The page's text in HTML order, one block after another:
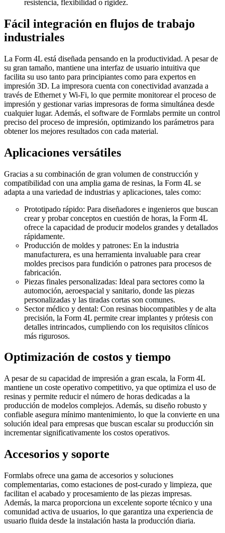
resistencia, flexibilidad o rigidez.
Fácil integración en flujos de trabajo
industriales
La Form 4L está diseñada pensando en la productividad. A pesar de
su gran tamaño, mantiene una interfaz de usuario intuitiva que
facilita su uso tanto para principiantes como para expertos en
impresión 3D. La impresora cuenta con conectividad avanzada a
través de Ethernet y Wi-Fi, lo que permite monitorear el proceso de
impresión y gestionar varias impresoras de forma simultánea desde
cualquier lugar. Además, el software de Formlabs permite un control
preciso del proceso de impresión, optimizando los parámetros para
obtener los mejores resultados con cada material.
Aplicaciones versátiles
Gracias a su combinación de gran volumen de construcción y
compatibilidad con una amplia gama de resinas, la Form 4L se
adapta a una variedad de industrias y aplicaciones, tales como:
Prototipado rápido: Para diseñadores e ingenieros que buscan
crear y probar conceptos en cuestión de horas, la Form 4L
ofrece la capacidad de producir modelos grandes y detallados
rápidamente.
Producción de moldes y patrones: En la industria
manufacturera, es una herramienta invaluable para crear
moldes precisos para fundición o patrones para procesos de
fabricación.
Piezas finales personalizadas: Ideal para sectores como la
automoción, aeroespacial y sanitario, donde las piezas
personalizadas y las tiradas cortas son comunes.
Sector médico y dental: Con resinas biocompatibles y de alta
precisión, la Form 4L permite crear implantes y prótesis con
detalles intrincados, cumpliendo con los requisitos clínicos
más rigurosos.
Optimización de costos y tiempo
A pesar de su capacidad de impresión a gran escala, la Form 4L
mantiene un coste operativo competitivo, ya que optimiza el uso de
resinas y permite reducir el número de horas dedicadas a la
producción de modelos complejos. Además, su diseño robusto y
confiable asegura mínimo mantenimiento, lo que la convierte en una
solución ideal para empresas que buscan escalar su producción sin
incrementar significativamente los costos operativos.
Accesorios y soporte
Formlabs ofrece una gama de accesorios y soluciones
complementarias, como estaciones de post-curado y limpieza, que
facilitan el acabado y procesamiento de las piezas impresas.
Además, la marca proporciona un excelente soporte técnico y una
comunidad activa de usuarios, lo que garantiza una experiencia de
usuario fluida desde la instalación hasta la producción diaria.